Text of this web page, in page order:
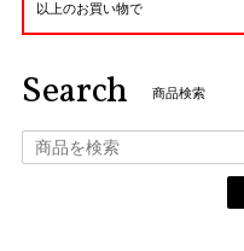
以上のお買い物で
Search 商品検索